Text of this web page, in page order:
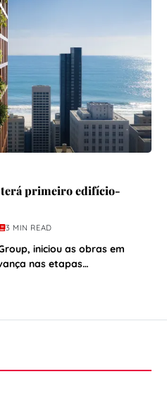
terá primeiro edifício-
3 MIN READ
iniciou as obras em
nas etapas…